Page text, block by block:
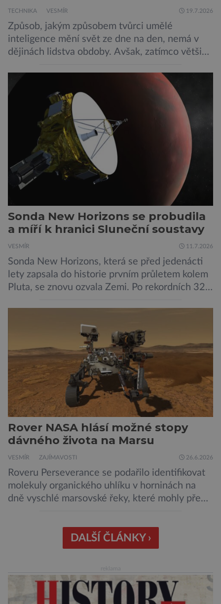
TECHNIKA VESMÍR 19.7.2026
Způsob, jakým způsobem tvůrci umělé
inteligence mění svět ze dne na den, nemá v
dějinách lidstva obdoby. Avšak, zatímco většina
generování obrázků nebo automatizaci práce,
bezpečnostní experti upozorňují na mnohem
méně nápadné riziko. Podle některých
odborníků by už během příštích dvou let mohly
pokročilé systémy AI výrazně usnadnit
kybernetické útoky […]
Sonda New Horizons se probudila
a míří k hranici Sluneční soustavy
VESMÍR 11.7.2026
Sonda New Horizons, která se před jedenácti
lety zapsala do historie prvním průletem kolem
Pluta, se znovu ozvala Zemi. Po rekordních 321
podle NASA je ve výtečném stavu. Nyní ji čeká
další etapa její mise, jejíž ambicí je přinést
dosud nejpodrobnější […]
Rover NASA hlásí možné stopy
dávného života na Marsu
VESMÍR ZAJÍMAVOSTI 26.6.2026
Roveru Perseverance se podařilo identifikovat
molekuly organického uhlíku v horninách na
dně vyschlé marsovské řeky, které mohly před
Měření provedená přístrojem Sherloc,
umístěném na roveru Perseverance,
výchozů, což jsou vyhaslé podzemní lávové
proudy vystupující na povrch, sopky […]
DALŠÍ ČLÁNKY ›